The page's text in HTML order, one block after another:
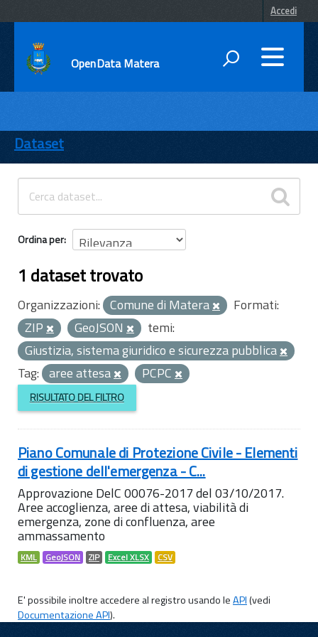
Accedi
OpenData Matera
ENTI
TEMI
INFORMAZIONI
Dataset
Ordina per
1 dataset trovato
Organizzazioni: Comune di Matera
Formati:
ZIP
GeoJSON
temi:
Giustizia, sistema giuridico e sicurezza pubblica
Tag: aree attesa PCPC
RISULTATO DEL FILTRO
Piano Comunale di Protezione Civile - Elementi
di gestione dell'emergenza - C...
Approvazione DelC 00076-2017 del 03/10/2017.
Aree accoglienza, aree di attesa, viabilità di
emergenza, zone di confluenza, aree
ammassamento
KML GeoJSON ZIP Excel XLSX CSV
E' possibile inoltre accedere al registro usando leAPI(vedi
Documentazione API).